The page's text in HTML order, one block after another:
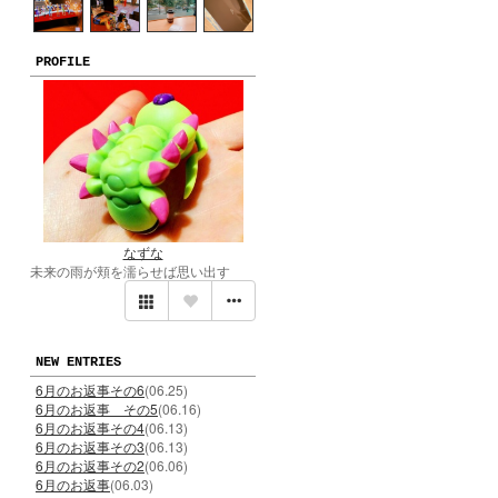
PROFILE
なずな
未来の雨が頬を濡らせば思い出す
NEW ENTRIES
6月のお返事その6(06.25)
6月のお返事 その5(06.16)
6月のお返事その4(06.13)
6月のお返事その3(06.13)
6月のお返事その2(06.06)
6月のお返事(06.03)